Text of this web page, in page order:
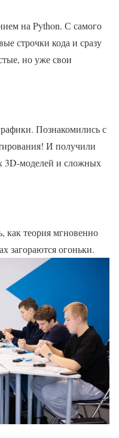
на Python. С самого
строчки кода и сразу
но уже свои
Познакомились с
И получили
3D-моделей и сложных
как теория мгновенно
загораются огоньки.